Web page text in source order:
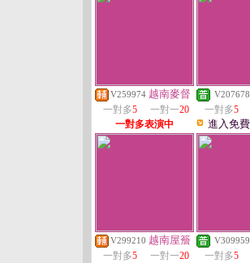
V259974 越南麥督
一對多5 一對一20
一對多表演中
V207678
一對多5
進入免
V299210 越南屋簷
一對多5 一對一20
V309959
一對多5